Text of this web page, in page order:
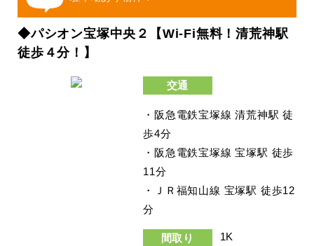
◆パシオン宝塚中央２【Wi-Fi無料！清荒神駅
徒歩４分！】
交通
・阪急電鉄宝塚線 清荒神駅 徒
歩4分
・阪急電鉄宝塚線 宝塚駅 徒歩
11分
・ＪＲ福知山線 宝塚駅 徒歩12
分
間取り 1K